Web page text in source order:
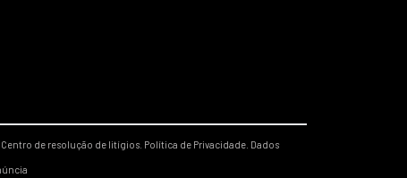
Centro de resolução de litígios. Política de Privacidade. Dados